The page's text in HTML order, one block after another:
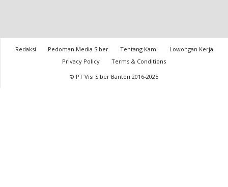
Redaksi Pedoman Media Siber Tentang Kami
Lowongan Kerja
Privacy Policy
Terms & Conditions
© PT Visi Siber Banten 2016-2025